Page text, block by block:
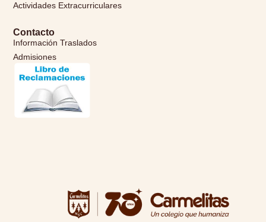
Actividades Extracurriculares
Contacto
Información Traslados
Admisiones